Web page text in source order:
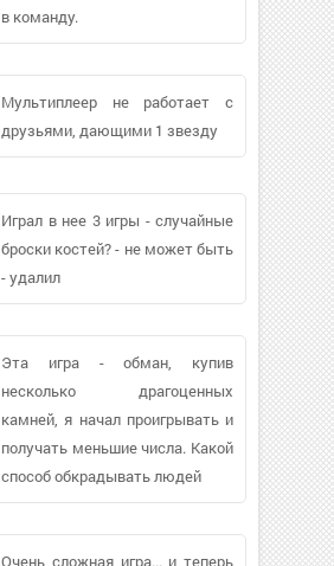
в команду.
Мультиплеер не работает с
друзьями, дающими 1 звезду
Играл в нее 3 игры - случайные
броски костей? - не может быть
- удалил
Эта игра - обман, купив
несколько драгоценных
камней, я начал проигрывать и
получать меньшие числа. Какой
способ обкрадывать людей
Очень сложная игра... и теперь